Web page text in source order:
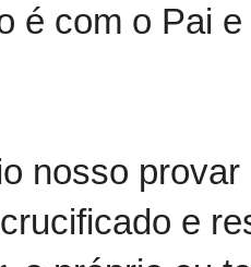
é com o Pai
nosso
e